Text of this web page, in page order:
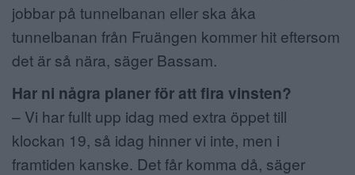
jobbar på tunnelbanan eller ska åka
tunnelbanan från Fruängen kommer hit eftersom
det är så nära, säger Bassam.
Har ni några planer för att fira vinsten?
– Vi har fullt upp idag med extra öppet till
klockan 19, så idag hinner vi inte, men i
framtiden kanske. Det får komma då, säger